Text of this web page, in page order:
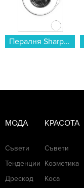
Пералня Sharp ES-NFA7121WD , 1200 об./мин., 7.00 kg, D , Бял...
МОДА
Съвети
Тенденции
Дрескод
КРАСОТА
Съвети
Козметика
Коса